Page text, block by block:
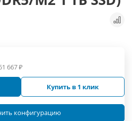
667₽
Купить в 1 клик
конфигурацию